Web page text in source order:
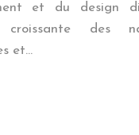
et du design
croissante des
et…